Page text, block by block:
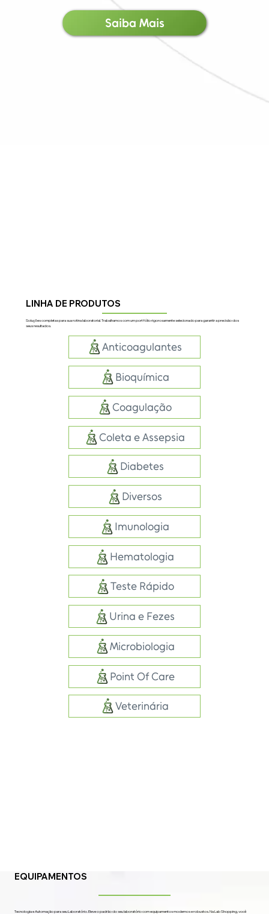
EQUIPAMENTOS
Tecnologia e Automação para seu Laboratório. Eleve o padrão do seu laboratório com equipamentos modernos e robustos. Na Lab Shopping, você
Saiba Mais
LINHA DE PRODUTOS
Soluções completas para sua rotina laboratorial. Trabalhamos com um portfólio rigorosamente selecionado para garantir a precisão dos
seus resultados.
Anticoagulantes
Bioquímica
Coagulação
Coleta e Assepsia
Diabetes
Diversos
Hematologia
Imunologia
Microbiologia
Point Of Care
Teste Rápido
Urina e Fezes
Veterinária